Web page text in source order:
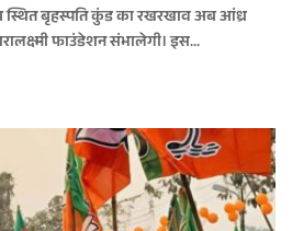
स्थित बृहस्पति कुंड का रखरखाव अब आंध्र
फाउंडेशन संभालेगी। इस…